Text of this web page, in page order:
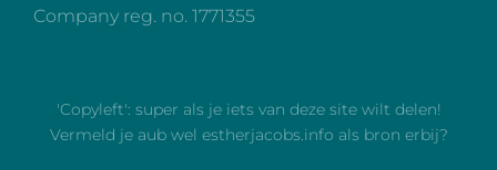
Company reg. no. 1771355
'Copyleft': super als je iets van deze site wilt delen!
Vermeld je aub wel estherjacobs.info als bron erbij?